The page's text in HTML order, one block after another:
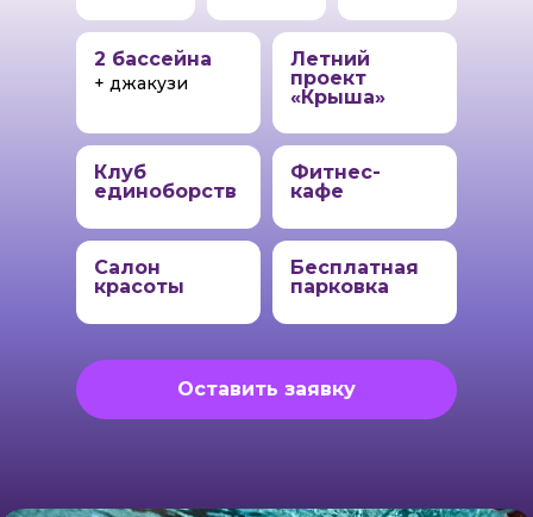
2 бассейна
+ джакузи
Летний
проект
«Крыша»
Клуб
единоборств
Фитнес-
кафе
Салон
красоты
Оставить заявку
Бесплатная
парковка